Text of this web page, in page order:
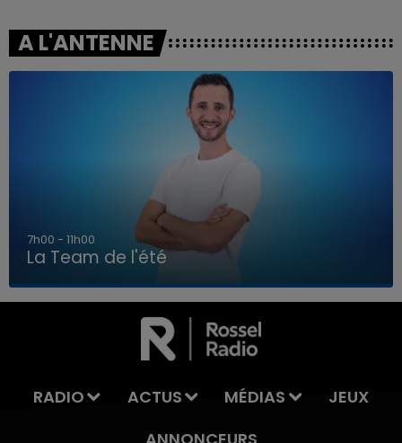
LA TEAM DE L'ÉTÉ
A L'ANTENNE
7h00 - 11h00
La Team de l'été
RADIO ACTUS MÉDIAS
JEUX